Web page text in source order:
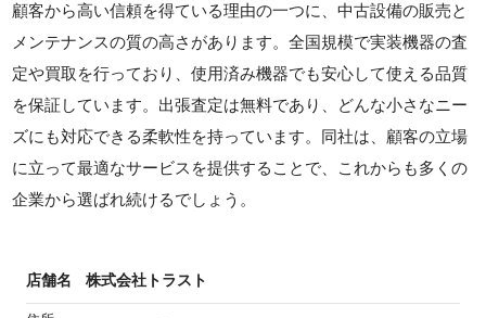
顧客から高い信頼を得ている理由の一つに、中古設備の販売と
メンテナンスの質の高さがあります。全国規模で実装機器の査
定や買取を行っており、使用済み機器でも安心して使える品質
を保証しています。出張査定は無料であり、どんな小さなニー
ズにも対応できる柔軟性を持っています。同社は、顧客の立場
に立って最適なサービスを提供することで、これからも多くの
企業から選ばれ続けるでしょう。
店舗名 株式会社トラスト